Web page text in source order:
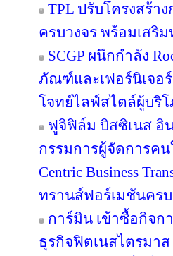
TPL ปรับโครงสร้า
ครบวงจร พร้อมเสริ
SCGP ผนึกกำลัง
ภัณฑ์และเฟอร์นิเจอ
โจทย์ไลฟ์สไตล์ผู้บริ
ฟูจิฟิล์ม บิสซิเนส อิน
กรรมการผู้จัดการค
Centric Business
ทรานส์ฟอร์เมชันครบ
การ์มิน เข้าซื้อกิจกา
ธุรกิจฟิตเนสไตรมา